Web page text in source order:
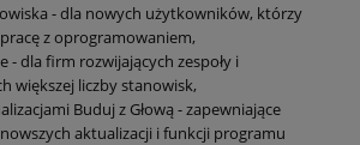
- dla nowych użytkowników, którzy
z oprogramowaniem,
- dla firm rozwijających zespoły i
większej liczby stanowisk,
Buduj z Głową - zapewniające
aktualizacji i funkcji programu